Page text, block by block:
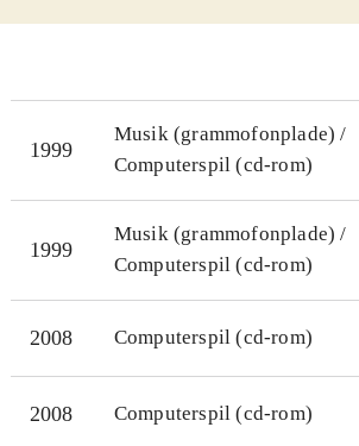
én af aktiviteterne kan man
Øvede spillere har heldigvis
Figurerne er i den velkendte,
animationer. Nogle af cd-
svære nok til at udfordre børn
1999
Musik (grammofonplade) /
Computerspil (cd-rom)
1999
Musik (grammofonplade) /
Computerspil (cd-rom)
2008 Computerspil (cd-rom)
2008 Computerspil (cd-rom)